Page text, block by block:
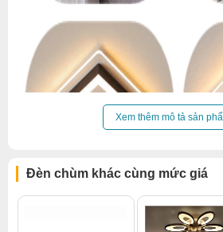
Xem thêm mô tả sản
Đèn chùm khác cùng mức giá